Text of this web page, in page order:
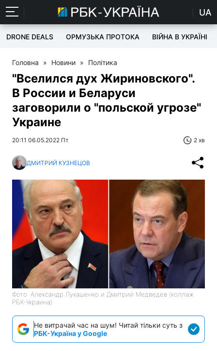
UA
DRONE DEALS ОРМУЗЬКА ПРОТОКА ВІЙНА В УКРАЇНІ
Головна » Новини » Політика
"Вселился дух Жириновского".
В России и Беларуси
заговорили о "польской угрозе"
Украине
20:11 06.05.2022 Пт 2 хв
ДМИТРИЙ КУЗНЕЦОВ
Фото: Александр Лукашенко и Дмитрий Медведев (коллаж
РБК-Украина)
Не витрачай час на шум! Читай тільки суть з
РБК-Україна у Google